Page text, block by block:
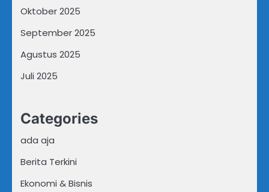
Oktober 2025
September 2025
Agustus 2025
Juli 2025
Categories
ada aja
Berita Terkini
Ekonomi & Bisnis